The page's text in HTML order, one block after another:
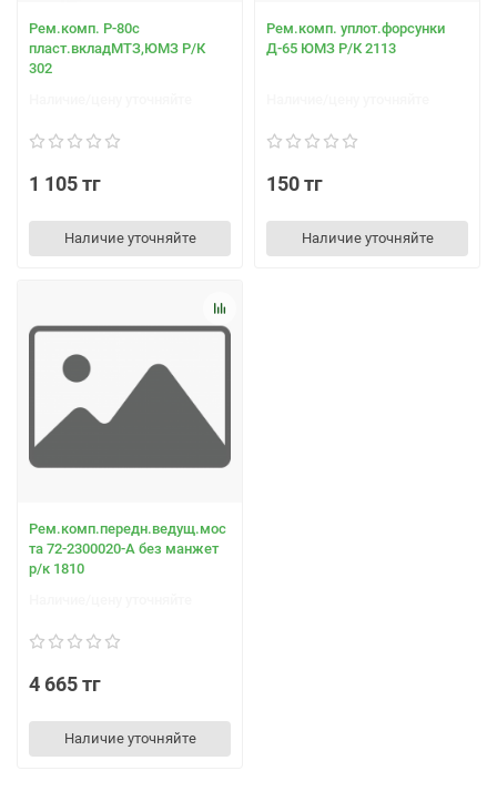
Рем.комп. Р-80с
пласт.вкладМТЗ,ЮМЗ Р/К
302
1 105 тг
Наличие уточняйте
Рем.комп. уплот.форсунки
Д-65 ЮМЗ Р/К 2113
150 тг
Наличие уточняйте
Рем.комп.передн.ведущ.мос
та 72-2300020-А без манжет
р/к 1810
4 665 тг
Наличие уточняйте